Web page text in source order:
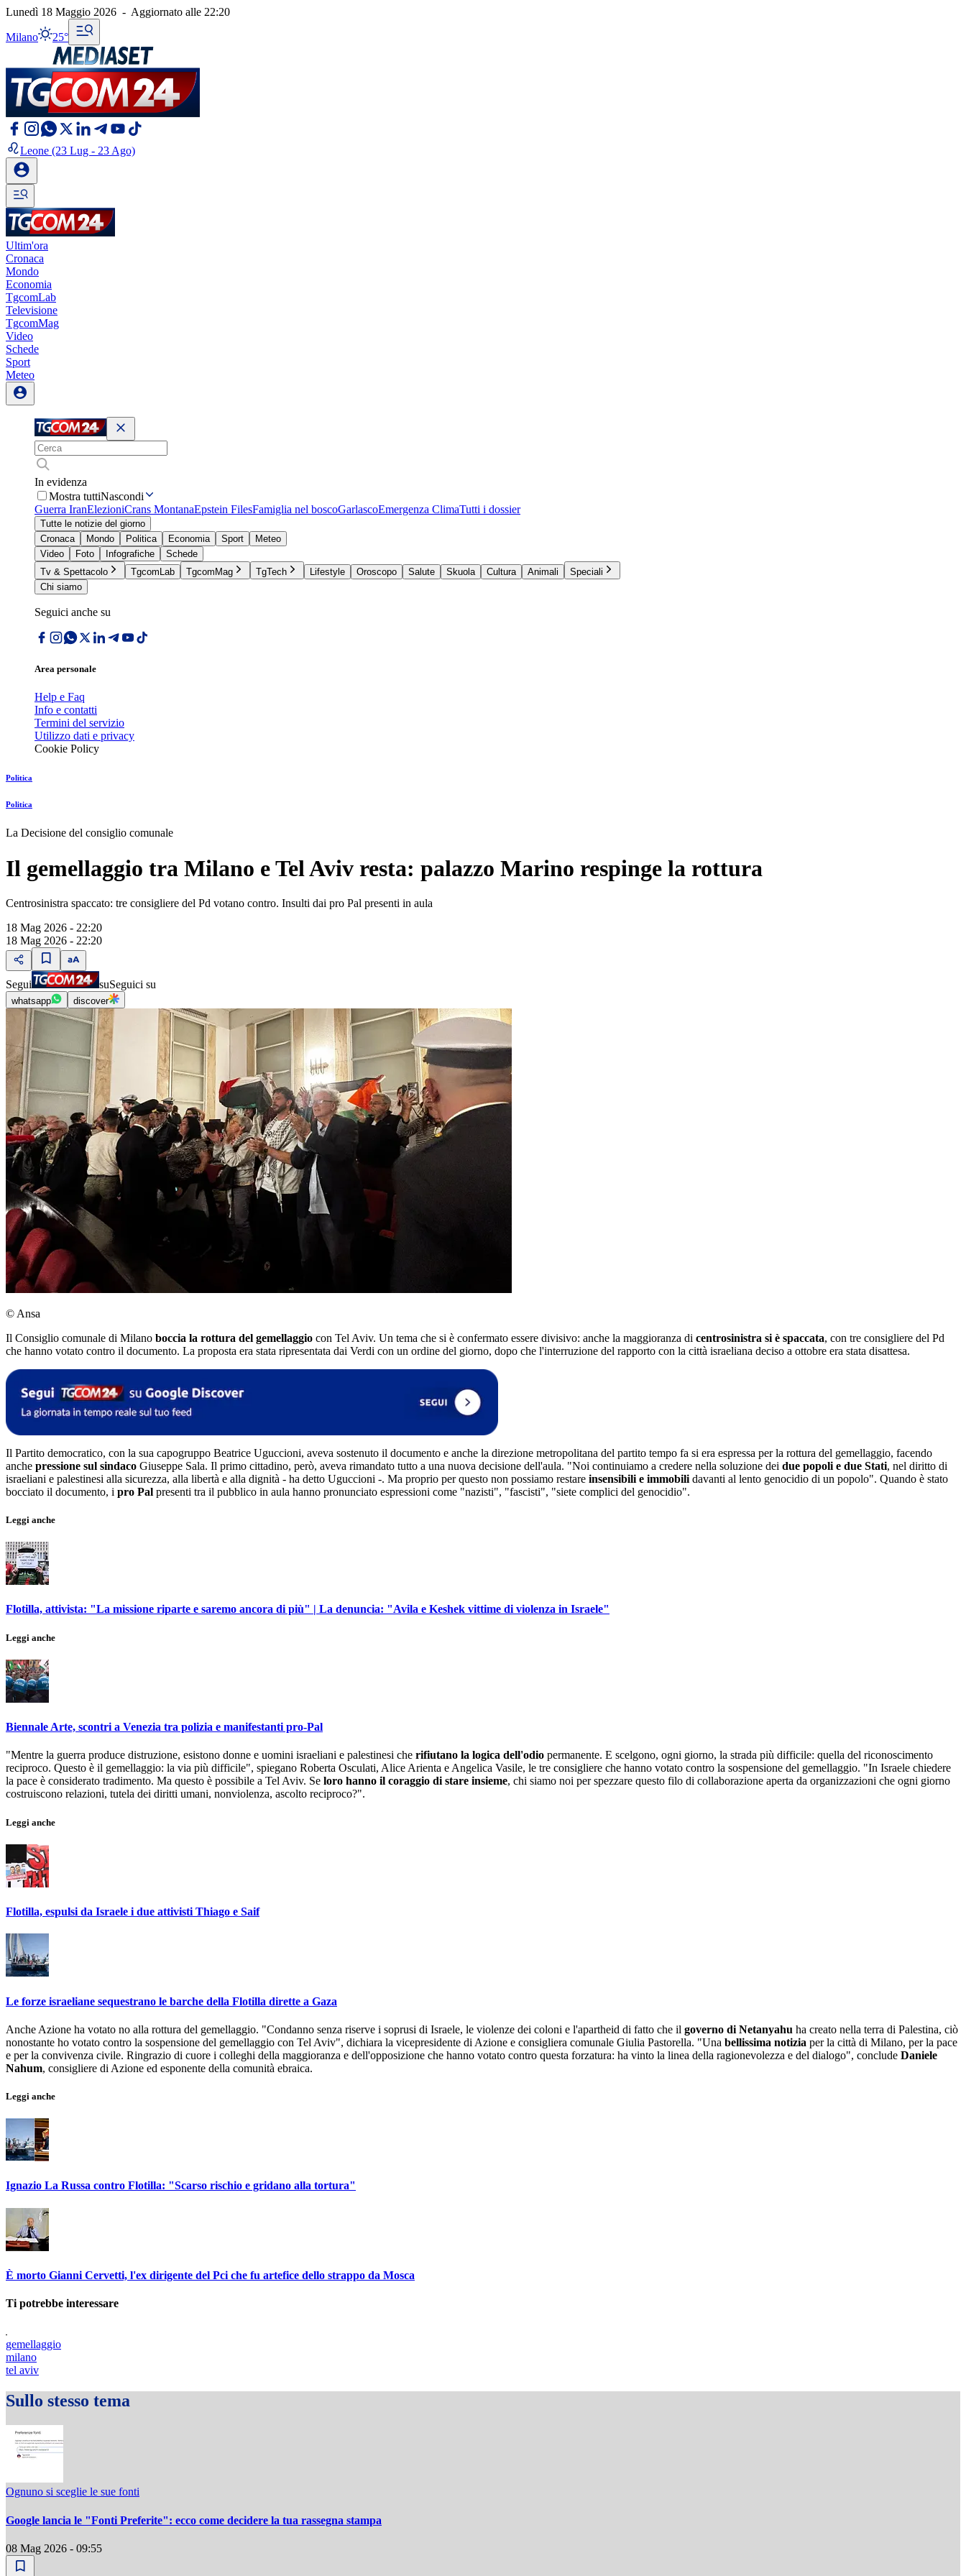
Lunedì 18 Maggio 2026 - Aggiornato alle 22:20
Milano 25°
Leone (23 Lug - 23 Ago)
Ultim'ora
Cronaca
Mondo
Economia
TgcomLab
Televisione
TgcomMag
Video
Schede
Sport
Meteo
In evidenza
Mostra tuttiNascondi
Guerra IranElezioniCrans MontanaEpstein FilesFamiglia nel boscoGarlascoEmergenza ClimaTutti i dossier
Tutte le notizie del giorno
Cronaca
Mondo Politica Economia Sport
Meteo
Video
Foto Infografiche
Schede
Tv & Spettacolo
TgcomLab TgcomMag TgTech Lifestyle Oroscopo Salute Skuola Cultura Animali
Speciali
Chi siamo
Seguici anche su
Area personale
Help e Faq
Info e contatti
Termini del servizio
Utilizzo dati e privacy
Cookie Policy
Politica
Politica
La Decisione del consiglio comunale
Il gemellaggio tra Milano e Tel Aviv resta: palazzo Marino respinge la rottura
Centrosinistra spaccato: tre consigliere del Pd votano contro. Insulti dai pro Pal presenti in aula
18 Mag 2026 - 22:20
18 Mag 2026 - 22:20
Segui suSeguici su
whatsapp discover
© Ansa
Il Consiglio comunale di Milano boccia la rottura del gemellaggio con Tel Aviv. Un tema che si è confermato essere divisivo: anche la maggioranza di centrosinistra si è spaccata, con tre consigliere del Pd
che hanno votato contro il documento. La proposta era stata ripresentata dai Verdi con un ordine del giorno, dopo che l'interruzione del rapporto con la città israeliana deciso a ottobre era stata disattesa.
Il Partito democratico, con la sua capogruppo Beatrice Uguccioni, aveva sostenuto il documento e anche la direzione metropolitana del partito tempo fa si era espressa per la rottura del gemellaggio, facendo
anche pressione sul sindaco Giuseppe Sala. Il primo cittadino, però, aveva rimandato tutto a una nuova decisione dell'aula. "Noi continuiamo a credere nella soluzione dei due popoli e due Stati, nel diritto di
israeliani e palestinesi alla sicurezza, alla libertà e alla dignità - ha detto Uguccioni -. Ma proprio per questo non possiamo restare insensibili e immobili davanti al lento genocidio di un popolo". Quando è stato
bocciato il documento, i pro Pal presenti tra il pubblico in aula hanno pronunciato espressioni come "nazisti", "fascisti", "siete complici del genocidio".
Leggi anche
Flotilla, attivista: "La missione riparte e saremo ancora di più" | La denuncia: "Avila e Keshek vittime di violenza in Israele"
Leggi anche
Biennale Arte, scontri a Venezia tra polizia e manifestanti pro-Pal
"Mentre la guerra produce distruzione, esistono donne e uomini israeliani e palestinesi che rifiutano la logica dell'odio permanente. E scelgono, ogni giorno, la strada più difficile: quella del riconoscimento
reciproco. Questo è il gemellaggio: la via più difficile", spiegano Roberta Osculati, Alice Arienta e Angelica Vasile, le tre consigliere che hanno votato contro la sospensione del gemellaggio. "In Israele chiedere
la pace è considerato tradimento. Ma questo è possibile a Tel Aviv. Se loro hanno il coraggio di stare insieme, chi siamo noi per spezzare questo filo di collaborazione aperta da organizzazioni che ogni giorno
costruiscono relazioni, tutela dei diritti umani, nonviolenza, ascolto reciproco?".
Leggi anche
Flotilla, espulsi da Israele i due attivisti Thiago e Saif
Le forze israeliane sequestrano le barche della Flotilla dirette a Gaza
Anche Azione ha votato no alla rottura del gemellaggio. "Condanno senza riserve i soprusi di Israele, le violenze dei coloni e l'apartheid di fatto che il governo di Netanyahu ha creato nella terra di Palestina, ciò
nonostante ho votato contro la sospensione del gemellaggio con Tel Aviv", dichiara la vicepresidente di Azione e consigliera comunale Giulia Pastorella. "Una bellissima notizia per la città di Milano, per la pace
e per la convivenza civile. Ringrazio di cuore i colleghi della maggioranza e dell'opposizione che hanno votato contro questa forzatura: ha vinto la linea della ragionevolezza e del dialogo", conclude Daniele
Nahum, consigliere di Azione ed esponente della comunità ebraica.
Leggi anche
Ignazio La Russa contro Flotilla: "Scarso rischio e gridano alla tortura"
È morto Gianni Cervetti, l'ex dirigente del Pci che fu artefice dello strappo da Mosca
Ti potrebbe interessare
gemellaggio
milano
tel aviv
Sullo stesso tema
Ognuno si sceglie le sue fonti
Google lancia le "Fonti Preferite": ecco come decidere la tua rassegna stampa
08 Mag 2026 - 09:55